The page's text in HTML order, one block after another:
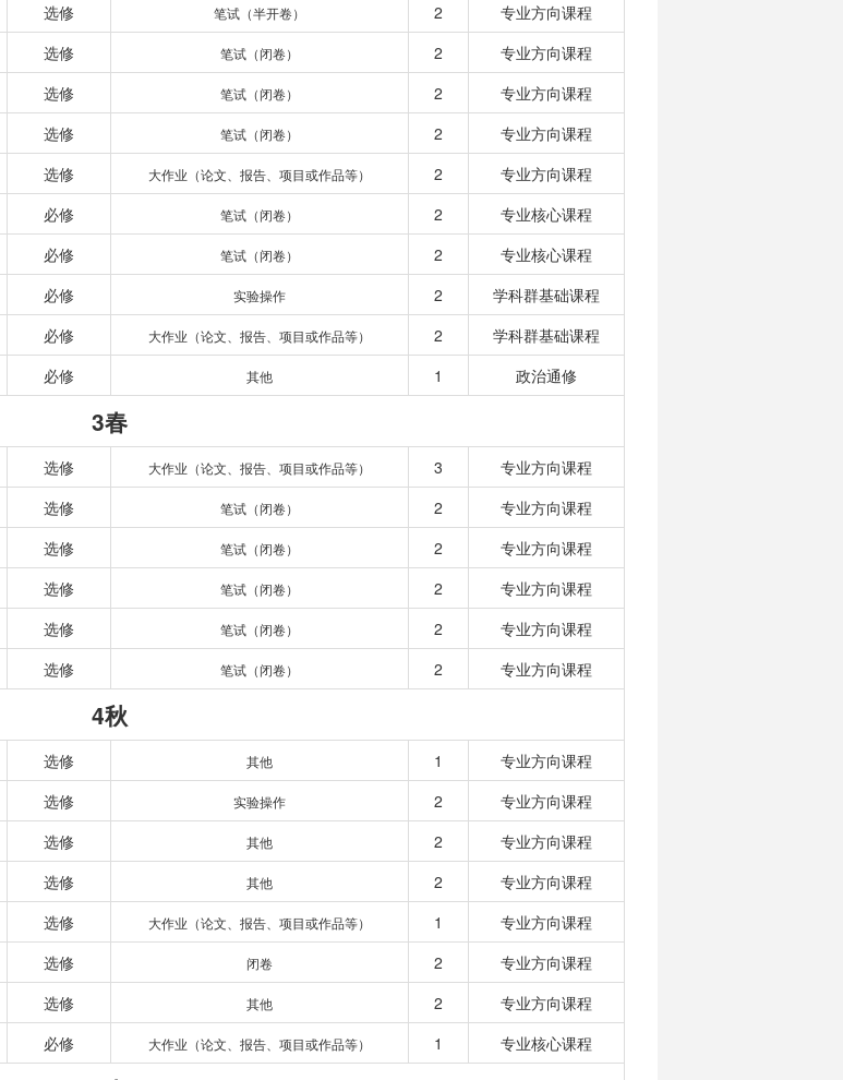
选修 笔试（半开卷） 2
专业方向课程
选修 笔试（闭卷） 2
专业方向课程
选修 笔试（闭卷） 2
专业方向课程
选修 笔试（闭卷） 2
专业方向课程
选修 大作业（论文、报告、项目或作品等） 2
专业方向课程
必修 笔试（闭卷） 2
专业核心课程
必修 笔试（闭卷） 2
专业核心课程
必修 实验操作 2
学科群基础课程
必修 大作业（论文、报告、项目或作品等） 2
学科群基础课程
必修 其他 1 政治通修
3春
选修 大作业（论文、报告、项目或作品等） 3
专业方向课程
选修 笔试（闭卷） 2
专业方向课程
选修 笔试（闭卷） 2
专业方向课程
选修 笔试（闭卷） 2
专业方向课程
选修 笔试（闭卷） 2
专业方向课程
选修 笔试（闭卷） 2 专业方向课程
4秋
选修 其他 1
专业方向课程
选修 实验操作 2
专业方向课程
选修 其他 2
专业方向课程
选修 其他 2
专业方向课程
选修 大作业（论文、报告、项目或作品等） 1
专业方向课程
选修 闭卷 2
专业方向课程
选修 其他 2
专业方向课程
必修 大作业（论文、报告、项目或作品等） 1 专业核心课程